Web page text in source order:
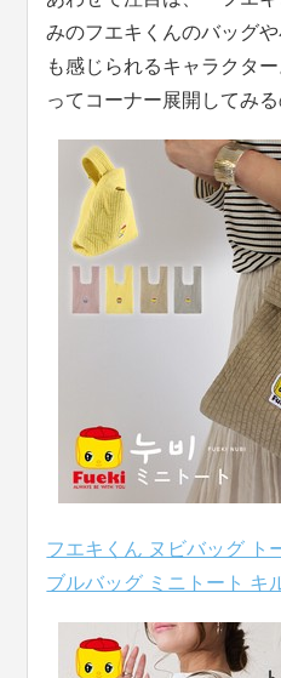
みのフエキくんのバッグ
も感じられるキャラクタ
ってコーナー展開してみ
フエキくん ヌビバッグ ト
ブルバッグ ミニトート キ